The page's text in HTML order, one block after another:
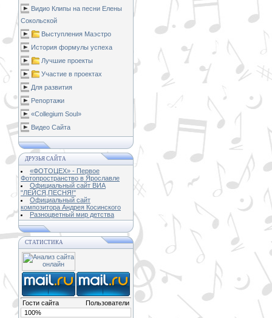
Видио Клипы на песни Елены
Сокольской
Выступления Маэстро
История формулы успеха
Лучшие проекты
Участие в проектах
Для развития
Репортажи
«Collegium Soul»
Видео Сайта
ДРУЗЬЯ САЙТА
«ФОТОЦЕХ» - Первое
Фотопространство в Ярославле
Официальный сайт ВИА
"ЛЕЙСЯ,ПЕСНЯ!"
Официальный сайт
композитора Андрея Косинского
Разноцветный мир детства
СТАТИСТИКА
Гости сайта
Пользователи
100%